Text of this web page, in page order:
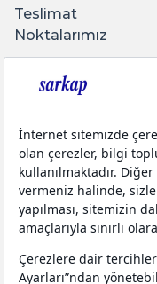
Teslimat
Noktalarımız
Üyelik Sözleşmesi
Sarkap Blog
Yatırımcı İlişkileri